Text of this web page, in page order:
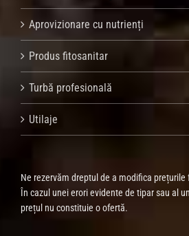
Aprovizionare cu nutrienți
Produs fitosanitar
Turbă profesională
Utilaje
Ne rezervăm dreptul de a modifica
În cazul unei erori evidente de tipar sau al
prețul nu constituie o ofertă.